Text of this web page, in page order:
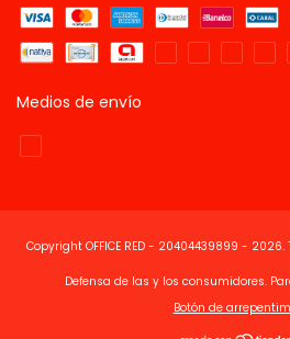
Medios de envío
Copyright OFFICE RED - 20404439899 -
Defensa de las y los consumidores.
Botón de